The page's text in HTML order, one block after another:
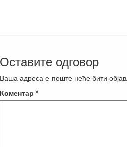
Оставите одговор
Ваша адреса е-поште неће бити
Коментар *